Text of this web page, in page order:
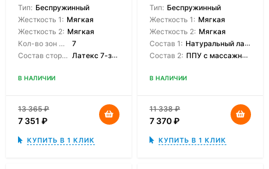
Тип: Беспружинный
Жесткость 1: Мягкая
Жесткость 2: Мягкая
Кол-во зон жесткости:
7
Состав сторон: Латекс 7-зонный
В НАЛИЧИИ
13 365₽
7 351 ₽
КУПИТЬ В 1 КЛИК
Тип: Беспружинный
Жесткость 1: Мягкая
Жесткость 2: Мягкая
Состав 1: Натуральный латекс
Состав 2: ППУ с массажным эффектом
В НАЛИЧИИ
11 338₽
7 370₽
КУПИТЬ В 1 КЛИК